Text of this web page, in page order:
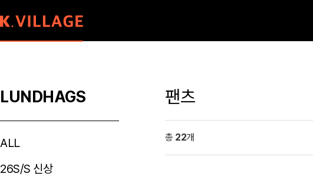
LUNDHAGS
ALL
26S/S 신상
팬츠
총 22개